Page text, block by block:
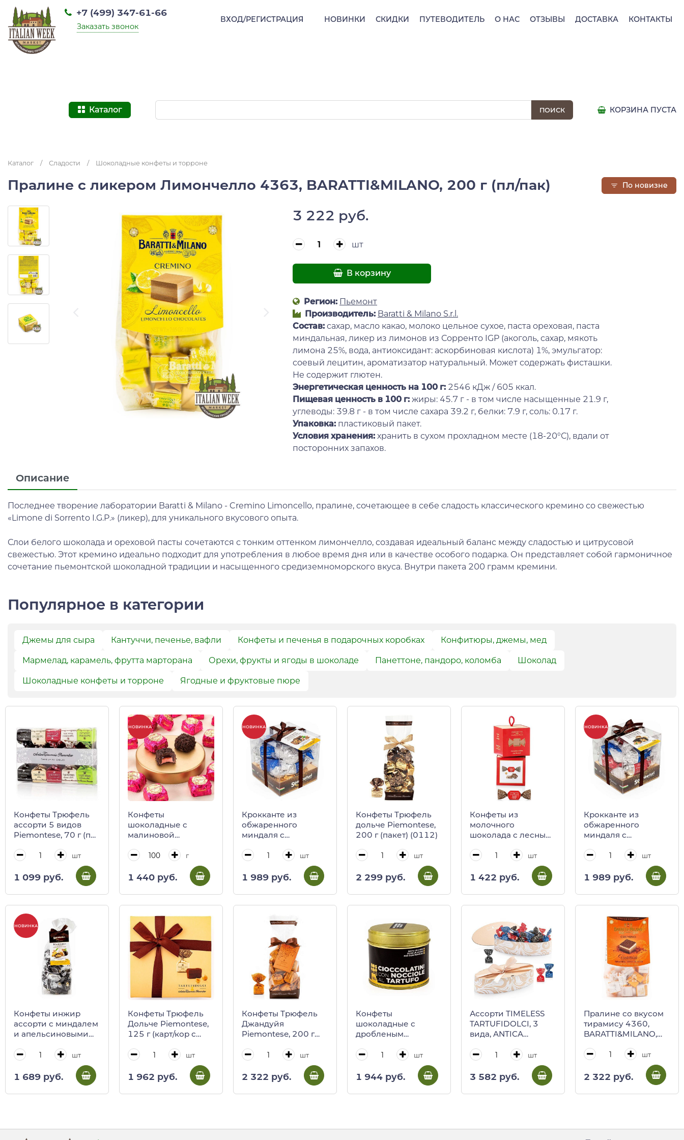
НОВИНКИ СКИДКИ ПУТЕВОДИТЕЛЬ О НАС ОТЗЫВЫ ДОСТАВКА КОНТАКТЫ
+7 (499) 347-61-66
Заказать звонок
ВХОД/РЕГИСТРАЦИЯ
Каталог КОРЗИНА ПУСТА
Каталог / Сладости / Шоколадные конфеты и торроне
Пралине с ликером Лимончелло 4363, BARATTI&MILANO, 200 г (пл/пак)
3 222 руб.
шт
В корзину
Регион: Пьемонт
Производитель: Baratti & Milano S.r.l.
Состав: сахар, масло какао, молоко цельное сухое, паста ореховая, паста
миндальная, ликер из лимонов из Сорренто IGP (акоголь, сахар, мякоть
лимона 25%, вода, антиоксидант: аскорбиновая кислота) 1%, эмульгатор:
соевый лецитин, ароматизатор натуральный. Может содержать фисташки.
Не содержит глютен.
Энергетическая ценность на 100 г: 2546 кДж / 605 ккал.
Пищевая ценность в 100 г: жиры: 45.7 г - в том числе насыщенные 21.9 г,
углеводы: 39.8 г - в том числе сахара 39.2 г, белки: 7.9 г, соль: 0.17 г.
Упаковка: пластиковый пакет.
Условия хранения: хранить в сухом прохладном месте (18-20°С), вдали от
посторонних запахов.
Описание
Последнее творение лаборатории Baratti & Milano - Cremino Limoncello, пралине, сочетающее в себе сладость классического кремино со свежестью
«Limone di Sorrento I.G.P.» (ликер), для уникального вкусового опыта.
Слои белого шоколада и ореховой пасты сочетаются с тонким оттенком лимончелло, создавая идеальный баланс между сладостью и цитрусовой
свежестью. Этот кремино идеально подходит для употребления в любое время дня или в качестве особого подарка. Он представляет собой гармоничное
сочетание пьемонтской шоколадной традиции и насыщенного средиземноморского вкуса. Внутри пакета 200 грамм кремини.
Популярное в категории
По новизне
Джемы для сыра Кантуччи, печенье, вафли Конфеты и печенья в подарочных коробках Конфитюры, джемы, мед
Мармелад, карамель, фрутта марторана Орехи, фрукты и ягоды в шоколаде Панеттоне, пандоро, коломба Шоколад
Шоколадные конфеты и торроне Ягодные и фруктовые пюре
Конфеты Трюфель
ассорти 5 видов
Piemontese, 70 г (пл/
шт
1 099 руб.
НОВИНКА
Конфеты
шоколадные c
малиновой
CHOCOVIAR
SELECTION, VENCHI,
весовые
г
1 440 руб.
НОВИНКА
Крокканте из
обжаренного
миндаля с
медом в молочном
Sgambelluri, 200 г
(пл/кубик)
шт
1 989 руб.
Конфеты Трюфель
дольче Piemontese,
200 г (пакет) (0112)
шт
2 299 руб.
Конфеты из
молочного
шоколада с лесным
Antica Torroneria
Piemontese, 100 г
(коричневый кубик)
шт
1 422 руб.
НОВИНКА
Крокканте из
обжаренного
миндаля с
медом в шоколаде
ассорти Sgambelluri,
200 г (пл/кубик)
шт
1 989 руб.
НОВИНКА
Конфеты инжир
ассорти с миндалем
и апельсиновыми
белом шоколаде
Sgambelluri, 200 г
(пл/пак)
шт
1 689 руб.
Конфеты Трюфель
Дольче Piemontese,
125 г (карт/кор с
шт
1 962 руб.
Конфеты Трюфель
Джандуйя
Piemontese, 200 г
шт
2 322 руб.
Конфеты
шоколадные с
дробленым
трюфелем BOSCOR,
CALUGI, 80 г (ж/б)
шт
1 944 руб.
Ассорти TIMELESS
TARTUFIDOLCI, 3
вида, ANTICA
PIEMONTESE, 200 г
(бежевая карт/кор
лодочкой)
шт
3 582 руб.
Пралине со вкусом
тирамису 4360,
BARATTI&MILANO,
шт
2 322 руб.